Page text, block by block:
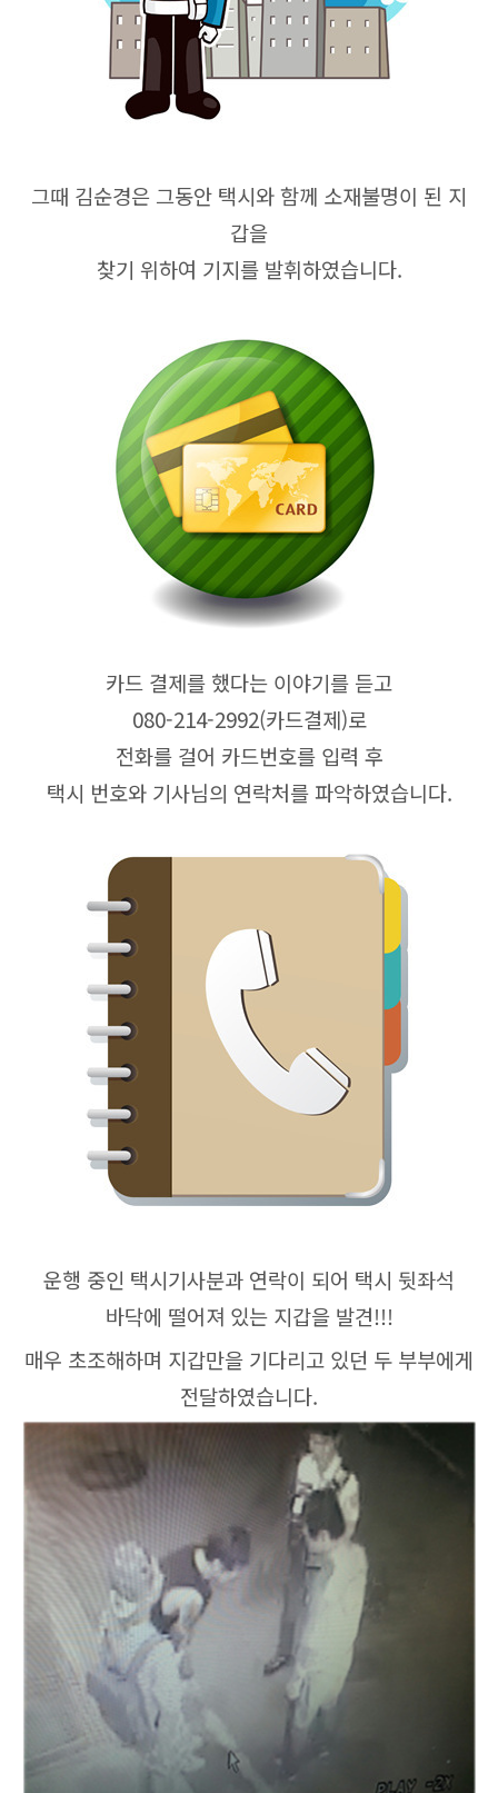
그때 김순경은 그동안 택시와 함께 소재불명이 된 지
갑을
찾기 위하여 기지를 발휘하였습니다.
카드 결제를 했다는 이야기를 듣고
080-214-2992(카드결제)로
전화를 걸어 카드번호를 입력 후
택시 번호와 기사님의 연락처를 파악하였습니다.
운행 중인 택시기사분과 연락이 되어 택시 뒷좌석
바닥에 떨어져 있는 지갑을 발견!!!
매우 초조해하며 지갑만을 기다리고 있던 두 부부에게
전달하였습니다.